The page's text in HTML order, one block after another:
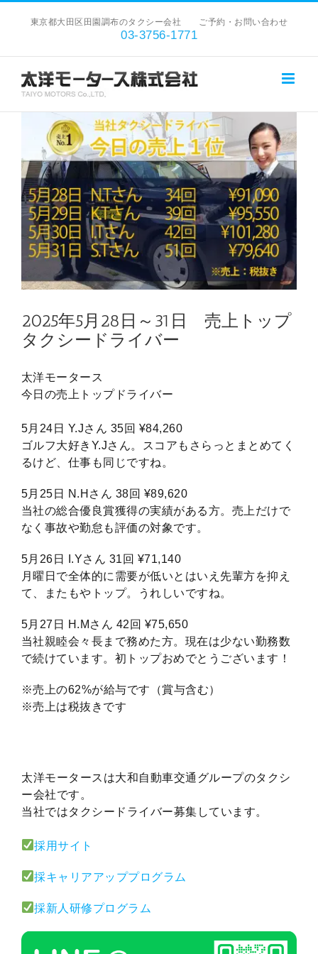
東京都大田区田園調布のタクシー会社 ご予約・お問い合わせ
03-3756-1771
Larger
Image
2025年5月28日～31日 売上トップ
タクシードライバー
太洋モータース
今日の売上トップドライバー
5月24日 Y.Jさん 35回 ¥84,260
ゴルフ大好きY.Jさん。スコアもさらっとまとめてく
るけど、仕事も同じですね。
5月25日 N.Hさん 38回 ¥89,620
当社の総合優良賞獲得の実績がある方。売上だけで
なく事故や勤怠も評価の対象です。
5月26日 I.Yさん 31回 ¥71,140
月曜日で全体的に需要が低いとはいえ先輩方を抑え
て、またもやトップ。うれしいですね。
5月27日 H.Mさん 42回 ¥75,650
当社親睦会々長まで務めた方。現在は少ない勤務数
で続けています。初トップおめでとうございます！
※売上の62%が給与です（賞与含む）
※売上は税抜きです
太洋モータースは大和自動車交通グループのタクシ
ー会社です。
当社ではタクシードライバー募集しています。
採用サイト
採キャリアアッププログラム
採新人研修プログラム